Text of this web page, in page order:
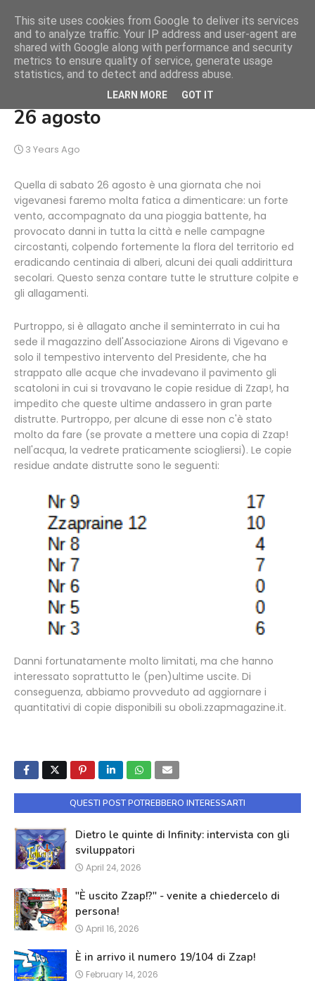
Rapporto danni nubifragio del
26 agosto
3 Years Ago
Quella di sabato 26 agosto è una giornata che noi
vigevanesi faremo molta fatica a dimenticare: un forte
vento, accompagnato da una pioggia battente, ha
provocato danni in tutta la città e nelle campagne
circostanti, colpendo fortemente la flora del territorio ed
eradicando centinaia di alberi, alcuni dei quali addirittura
secolari. Questo senza contare tutte le strutture colpite e
gli allagamenti.
Purtroppo, si è allagato anche il seminterrato in cui ha
sede il magazzino dell'Associazione Airons di Vigevano e
solo il tempestivo intervento del Presidente, che ha
strappato alle acque che invadevano il pavimento gli
scatoloni in cui si trovavano le copie residue di Zzap!, ha
impedito che queste ultime andassero in gran parte
distrutte. Purtroppo, per alcune di esse non c'è stato
molto da fare (se provate a mettere una copia di Zzap!
nell'acqua, la vedrete praticamente sciogliersi). Le copie
residue andate distrutte sono le seguenti:
Danni fortunatamente molto limitati, ma che hanno
interessato soprattutto le (pen)ultime uscite. Di
conseguenza, abbiamo provveduto ad aggiornare i
quantitativi di copie disponibili su oboli.zzapmagazine.it.
QUESTI POST POTREBBERO INTERESSARTI
Dietro le quinte di Infinity: intervista con gli
sviluppatori
April 24, 2026
"È uscito Zzap!?" - venite a chiedercelo di
persona!
April 16, 2026
È in arrivo il numero 19/104 di Zzap!
February 14, 2026
This site uses cookies from Google to deliver its services
and to analyze traffic. Your IP address and user-agent are
shared with Google along with performance and security
metrics to ensure quality of service, generate usage
statistics, and to detect and address abuse.
LEARN MORE GOT IT